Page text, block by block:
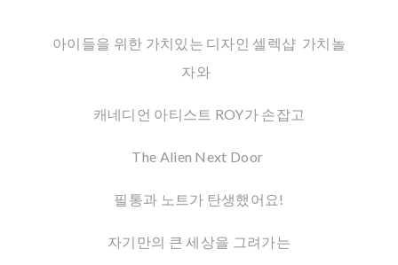
아이들을 위한 가치있는 디자인 셀렉샵 가치놀
자와
캐네디언 아티스트 ROY가 손잡고
The Alien Next Door
필통과 노트가 탄생했어요!
자기만의 큰 세상을 그려가는